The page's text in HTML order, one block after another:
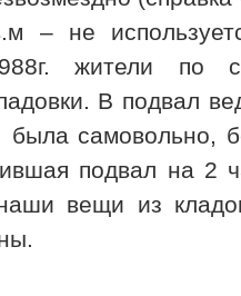
– не
жители по
В подвал
самовольно,
подвал на 2
вещи из